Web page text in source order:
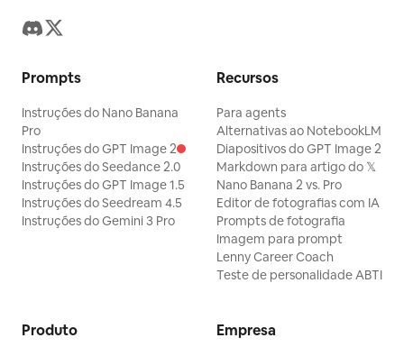
Prompts
Instruções do Nano Banana
Pro
Instruções do GPT Image 2
Instruções do Seedance 2.0
Instruções do GPT Image 1.5
Instruções do Seedream 4.5
Instruções do Gemini 3 Pro
Recursos
Para agents
Alternativas ao NotebookLM
Diapositivos do GPT Image 2
Markdown para artigo do 𝕏
Nano Banana 2 vs. Pro
Editor de fotografias com IA
Prompts de fotografia
Imagem para prompt
Lenny Career Coach
Teste de personalidade ABTI
Produto Empresa